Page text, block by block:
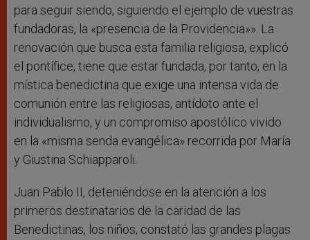
para seguir siendo, siguiendo el ejemplo de vuestras
fundadoras, la «presencia de la Providencia»». La
renovación que busca esta familia religiosa, explicó
el pontífice, tiene que estar fundada, por tanto, en la
mística benedictina que exige una intensa vida de
comunión entre las religiosas, antídoto ante el
individualismo, y un compromiso apostólico vivido
en la «misma senda evangélica» recorrida por María
y Giustina Schiapparoli.
Juan Pablo II, deteniéndose en la atención a los
primeros destinatarios de la caridad de las
Benedictinas, los niños, constató las grandes plagas